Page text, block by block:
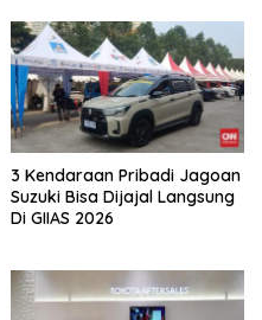
3 Kendaraan Pribadi Jagoan
Suzuki Bisa Dijajal Langsung
Di GIIAS 2026